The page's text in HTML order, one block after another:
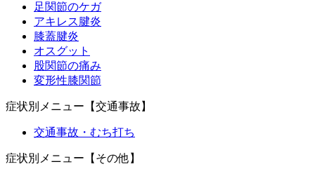
足関節のケガ
アキレス腱炎
膝蓋腱炎
オスグット
股関節の痛み
変形性膝関節
症状別メニュー【交通事故】
交通事故・むち打ち
症状別メニュー【その他】